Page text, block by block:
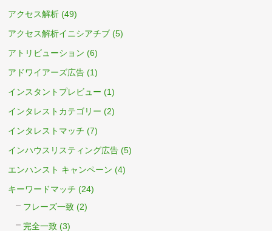
アクセス解析 (49)
アクセス解析イニシアチブ (5)
アトリビューション (6)
アドワイアーズ広告 (1)
インスタントプレビュー (1)
インタレストカテゴリー (2)
インタレストマッチ (7)
インハウスリスティング広告 (5)
エンハンスト キャンペーン (4)
キーワードマッチ (24)
フレーズ一致 (2)
完全一致 (3)